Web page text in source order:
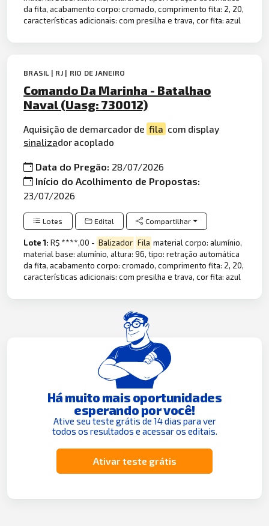
da fita, acabamento corpo: cromado, comprimento fita: 2, 20,
características adicionais: com presilha e trava, cor fita: azul
BRASIL | RJ | RIO DE JANEIRO
Comando Da Marinha - Batalhao
Naval (Uasg: 730012)
Aquisição de demarcador de fila com display
sinalizador acoplado
Data do Pregão: 28/07/2026
Início do Acolhimento de Propostas:
23/07/2026
Lotes Edital Compartilhar
Lote 1:R$ ****,00 - Balizador Fila material corpo: alumínio,
material base: alumínio, altura: 96, tipo: retração automática
da fita, acabamento corpo: cromado, comprimento fita: 2, 20,
características adicionais: com presilha e trava, cor fita: azul
Há muito mais oportunidades
esperando por você!
Ative seu teste grátis de 14 dias para ver
todos os resultados e acessar os editais.
Ativar teste grátis